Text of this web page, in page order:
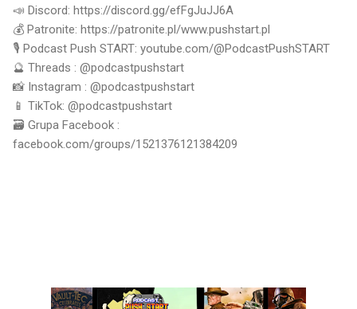
📣 Discord: https://discord.gg/efFgJuJJ6A
💰 Patronite: https://patronite.pl/www.pushstart.pl
🎙 Podcast Push START: youtube.com/@PodcastPushSTART
🔮 Threads : @podcastpushstart
📸 Instagram : @podcastpushstart
📱 TikTok: @podcastpushstart
🗃 Grupa Facebook :
facebook.com/groups/1521376121384209